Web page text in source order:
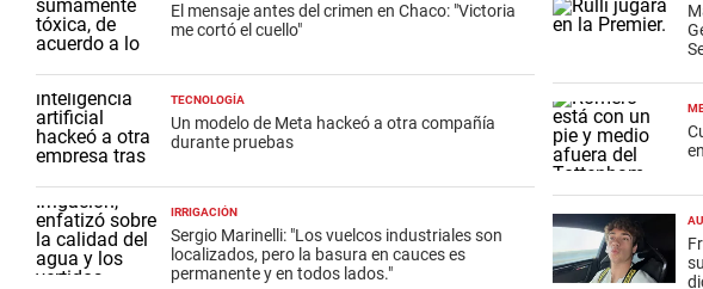
El mensaje antes del crimen en Chaco: "Victoria
me cortó el cuello"
TECNOLOGÍA
Un modelo de Meta hackeó a otra compañía
durante pruebas
IRRIGACIÓN
Sergio Marinelli: "Los vuelcos industriales son
localizados, pero la basura en cauces es
permanente y en todos lados."